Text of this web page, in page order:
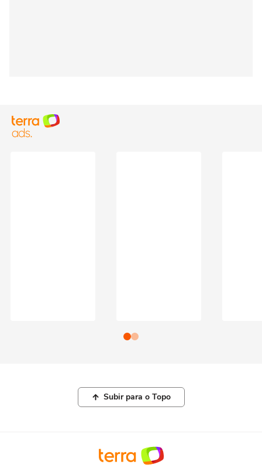
Subir para o Topo